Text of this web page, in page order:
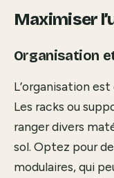
Maximiser
Organisation
L’organisation
Les racks ou
ranger divers
sol. Optez pour
modulaires, qui